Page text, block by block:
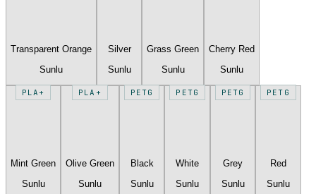
Transparent Orange
Sunlu
Silver
Sunlu
Grass Green
Sunlu
Cherry Red
Sunlu
PLA+
Mint Green
Sunlu
PLA+
Olive Green
Sunlu
PETG
Black
Sunlu
PETG
White
Sunlu
PETG
Grey
Sunlu
PETG
Red
Sunlu